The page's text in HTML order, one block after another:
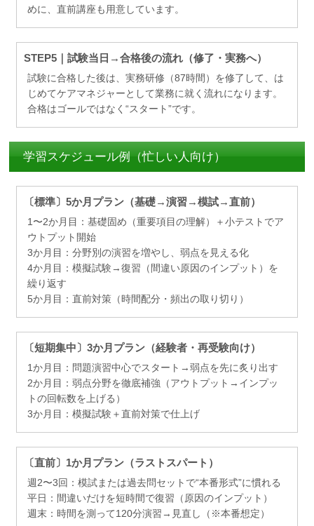
めに、直前講座も用意しています。
STEP5｜試験当日→合格後の流れ（修了・実務へ）
試験に合格した後は、実務研修（87時間）を修了して、は
じめてケアマネジャーとして業務に就く流れになります。
合格はゴールではなく“スタート”です。
学習スケジュール例（忙しい人向け）
〔標準〕5か月プラン（基礎→演習→模試→直前）
1〜2か月目：基礎固め（重要項目の理解）＋小テストでア
ウトプット開始
3か月目：分野別の演習を増やし、弱点を見える化
4か月目：模擬試験→復習（間違い原因のインプット）を
繰り返す
5か月目：直前対策（時間配分・頻出の取り切り）
〔短期集中〕3か月プラン（経験者・再受験向け）
1か月目：問題演習中心でスタート→弱点を先に炙り出す
2か月目：弱点分野を徹底補強（アウトプット→インプッ
トの回転数を上げる）
3か月目：模擬試験＋直前対策で仕上げ
〔直前〕1か月プラン（ラストスパート）
週2〜3回：模試または過去問セットで“本番形式”に慣れる
平日：間違いだけを短時間で復習（原因のインプット）
週末：時間を測って120分演習→見直し（※本番想定）